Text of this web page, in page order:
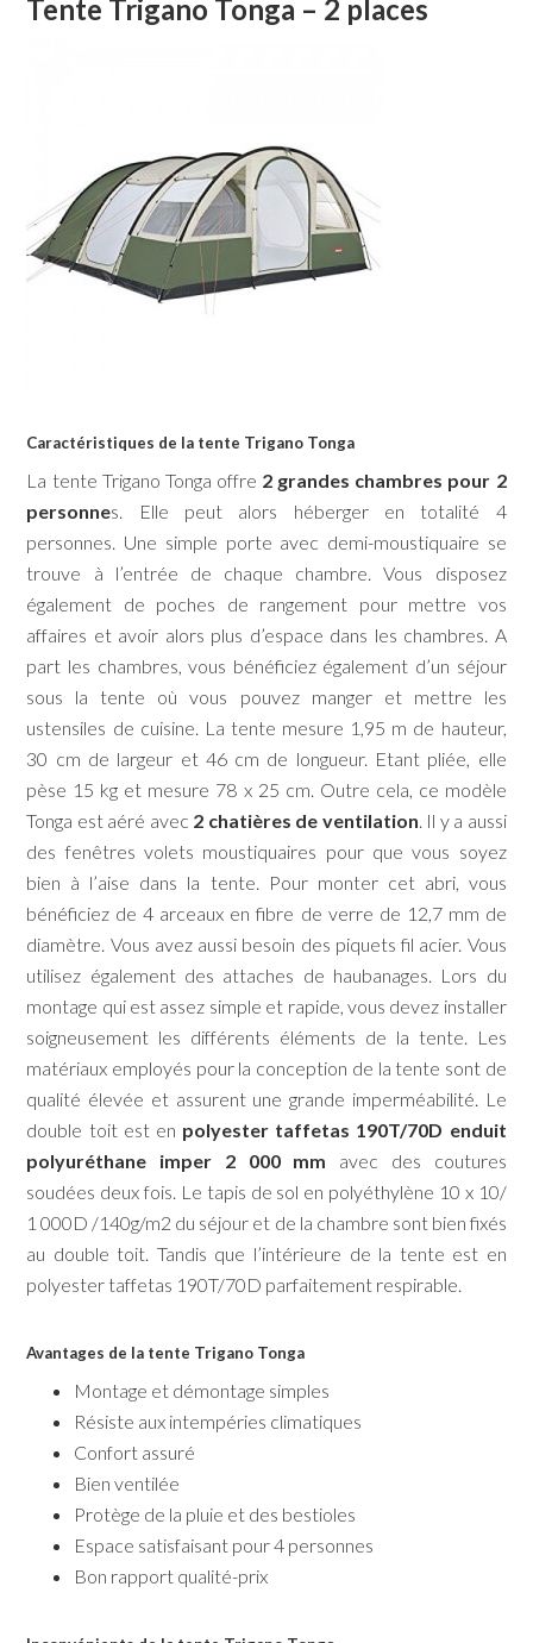
Tente Trigano Tonga – 2 places
Caractéristiques de la tente Trigano Tonga
La tente Trigano Tonga offre 2 grandes chambres pour 2
personnes. Elle peut alors héberger en totalité 4
personnes. Une simple porte avec demi-moustiquaire se
trouve à l’entrée de chaque chambre. Vous disposez
également de poches de rangement pour mettre vos
affaires et avoir alors plus d’espace dans les chambres. A
part les chambres, vous bénéficiez également d’un séjour
sous la tente où vous pouvez manger et mettre les
ustensiles de cuisine. La tente mesure 1,95 m de hauteur,
30 cm de largeur et 46 cm de longueur. Etant pliée, elle
pèse 15 kg et mesure 78 x 25 cm. Outre cela, ce modèle
Tonga est aéré avec 2 chatières de ventilation. Il y a aussi
des fenêtres volets moustiquaires pour que vous soyez
bien à l’aise dans la tente. Pour monter cet abri, vous
bénéficiez de 4 arceaux en fibre de verre de 12,7 mm de
diamètre. Vous avez aussi besoin des piquets fil acier. Vous
utilisez également des attaches de haubanages. Lors du
montage qui est assez simple et rapide, vous devez installer
soigneusement les différents éléments de la tente. Les
matériaux employés pour la conception de la tente sont de
qualité élevée et assurent une grande imperméabilité. Le
double toit est en polyester taffetas 190T/70D enduit
polyuréthane imper 2 000 mm avec des coutures
soudées deux fois. Le tapis de sol en polyéthylène 10 x 10/
1 000D /140g/m2 du séjour et de la chambre sont bien fixés
au double toit. Tandis que l’intérieure de la tente est en
polyester taffetas 190T/70D parfaitement respirable.
Avantages de la tente Trigano Tonga
Montage et démontage simples
Résiste aux intempéries climatiques
Confort assuré
Bien ventilée
Protège de la pluie et des bestioles
Espace satisfaisant pour 4 personnes
Bon rapport qualité-prix